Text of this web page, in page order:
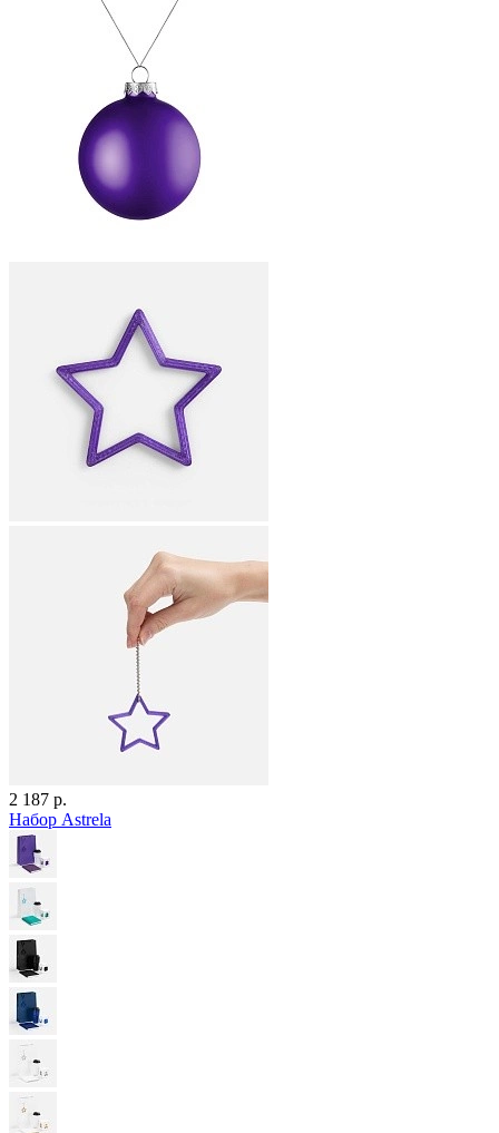
2 187 р.
Набор Astrela